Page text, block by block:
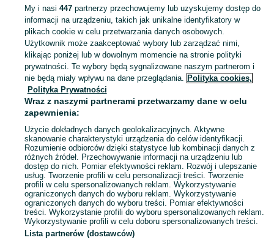
KATEGORIA
Skorzystaj z największego serwisu ogłoszeniowego - Strzały i okolice! Kupuj to, czego pragniesz i sprzedawaj to, czego już nie potrzebujesz! Zobacz
Mapa kategorii
Mapa miejscowości
Mapa ministron
Popularne wyszukiwania
My i nasi 447partnerzy przechowujemy lub uzyskujemy dostęp do
informacji na urządzeniu, takich jak unikalne identyfikatory w
plikach cookie w celu przetwarzania danych osobowych.
Użytkownik może zaakceptować wybory lub zarządzać nimi,
klikając poniżej lub w dowolnym momencie na stronie polityki
prywatności. Te wybory będą sygnalizowane naszym partnerom i
nie będą miały wpływu na dane przeglądania. Polityka cookies,
Polityka Prywatności
Wraz z naszymi partnerami przetwarzamy dane w celu
zapewnienia:
Użycie dokładnych danych geolokalizacyjnych. Aktywne
skanowanie charakterystyki urządzenia do celów identyfikacji.
Rozumienie odbiorców dzięki statystyce lub kombinacji danych z
różnych źródeł. Przechowywanie informacji na urządzeniu lub
dostęp do nich. Pomiar efektywności reklam. Rozwój i ulepszanie
usług. Tworzenie profili w celu personalizacji treści. Tworzenie
profili w celu spersonalizowanych reklam. Wykorzystywanie
ograniczonych danych do wyboru reklam. Wykorzystywanie
ograniczonych danych do wyboru treści. Pomiar efektywności
treści. Wykorzystanie profili do wyboru spersonalizowanych reklam.
Wykorzystywanie profili w celu doboru spersonalizowanych treści.
Lista partnerów (dostawców)